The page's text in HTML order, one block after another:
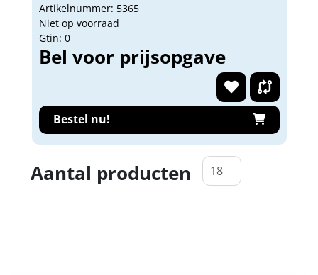
Artikelnummer: 5365
Niet op voorraad
Gtin: 0
Bel voor prijsopgave
Bestel nu!
Aantal producten